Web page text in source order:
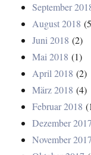
September
August 2018
Juni 2018 (2)
Mai 2018 (1)
April 2018 (2)
März 2018 (4)
Februar 2018
Dezember 2017
November 2017